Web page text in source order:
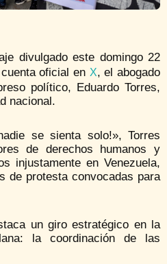
divulgado este domingo 22
oficial en X, el abogado
político, Eduardo Torres,
nacional.
se sienta solo!», Torres
de derechos humanos y
injustamente en Venezuela,
de protesta convocadas para
un giro estratégico en la
la coordinación de las